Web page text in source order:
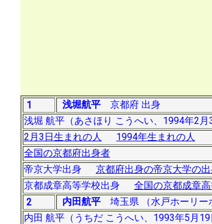
1 浅堀航平京都府 出身
浅堀 航平（あさほり こうへい、1994年2
2月3日生まれの人
1994年生まれの人
全国の京都府出身者
帝京大学出身 京都府出身の帝京大学の
京都成章高等学校出身 全国の京都成章
2
内田航平埼玉県 （水戸ホーリー
内田 航平（うちだ こうへい、1993年5月